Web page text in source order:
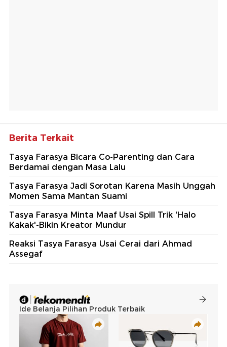
Berita Terkait
Tasya Farasya Bicara Co-Parenting dan Cara
Berdamai dengan Masa Lalu
Tasya Farasya Jadi Sorotan Karena Masih Unggah
Momen Sama Mantan Suami
Tasya Farasya Minta Maaf Usai Spill Trik 'Halo
Kakak'-Bikin Kreator Mundur
Reaksi Tasya Farasya Usai Cerai dari Ahmad
Assegaf